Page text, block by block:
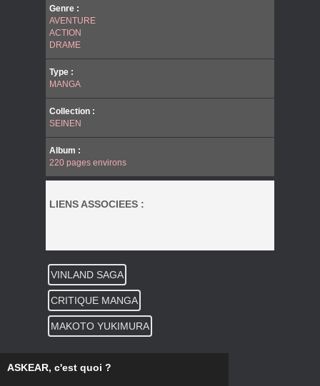
Genre :
AVENTURE
ACTION
DRAME
Type :
MANGA
Collection :
SEINEN
Album :
220 pages environs
LIENS ASSOCIEES :
VINLAND SAGA
CRITIQUE MANGA
MAKOTO YUKIMURA
ASKEAR, c'est quoi ?